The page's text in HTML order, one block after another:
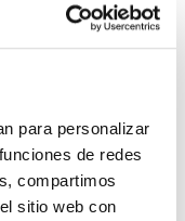
para personalizar
de redes
compartimos
sitio web con